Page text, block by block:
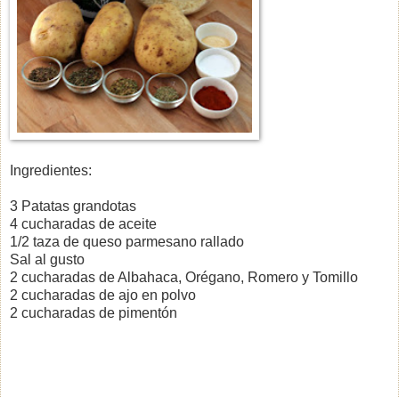
Ingredientes:
3 Patatas grandotas
4 cucharadas de aceite
1/2 taza de queso parmesano rallado
Sal al gusto
2 cucharadas de Albahaca, Orégano, Romero y Tomillo
2 cucharadas de ajo en polvo
2 cucharadas de pimentón